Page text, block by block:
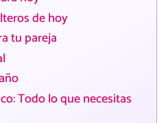
de hoy
tu pareja
Todo lo que necesitas